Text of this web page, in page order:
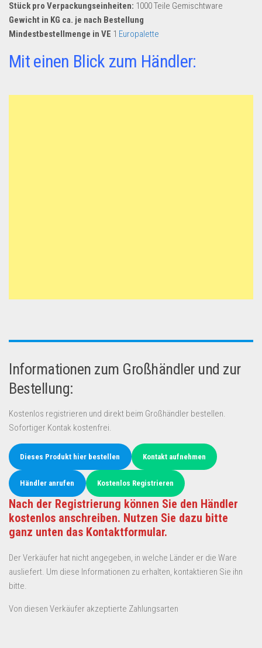
Stück pro Verpackungseinheiten: 1000 Teile Gemischtware
Gewicht in KG ca. je nach Bestellung
Mindestbestellmenge in VE 1 Europalette
Mit einen Blick zum Händler:
Informationen zum Großhändler und zur
Bestellung:
Kostenlos registrieren und direkt beim Großhändler bestellen.
Sofortiger Kontak kostenfrei.
Dieses Produkt hier bestellen Kontakt aufnehmen
Händler anrufen Kostenlos Registrieren
Nach der Registrierung können Sie den Händler
kostenlos anschreiben. Nutzen Sie dazu bitte
ganz unten das Kontaktformular.
Der Verkäufer hat nicht angegeben, in welche Länder er die Ware
ausliefert. Um diese Informationen zu erhalten, kontaktieren Sie ihn
bitte.
Von diesen Verkäufer akzeptierte Zahlungsarten